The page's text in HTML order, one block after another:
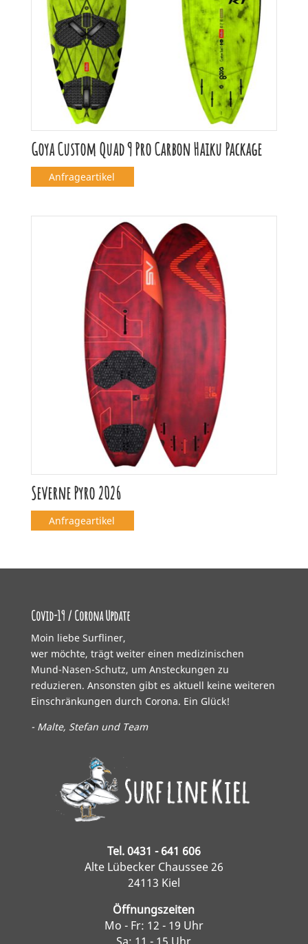
Goya Custom Quad 9 Pro Carbon Haiku Package
Anfrageartikel
Severne Pyro 2026
Anfrageartikel
Covid-19 / Corona Update
Moin liebe Surfliner,
wer möchte, trägt weiter einen medizinischen
Mund-Nasen-Schutz, um Ansteckungen zu
reduzieren. Ansonsten gibt es aktuell keine weiteren
Einschränkungen durch Corona. Ein Glück!
- Malte, Stefan und Team
Tel. 0431 - 641 606
Alte Lübecker Chaussee 26
24113 Kiel
Öffnungszeiten
Mo - Fr: 12 - 19 Uhr